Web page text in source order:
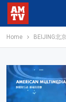
Home BEIJING北